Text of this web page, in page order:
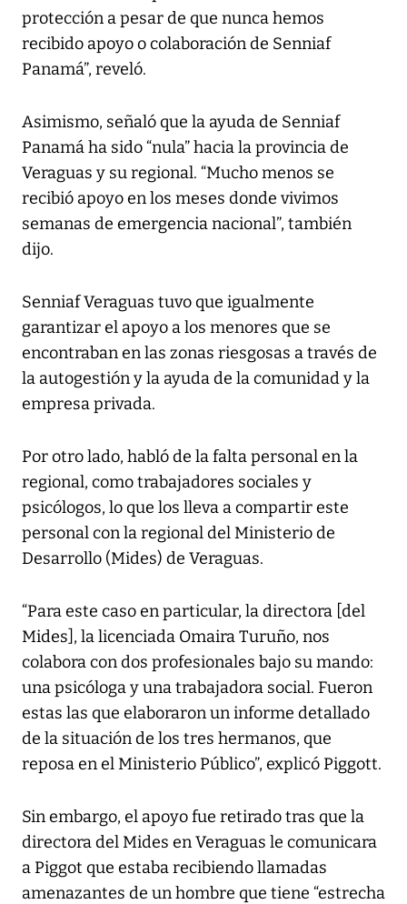
protección a pesar de que nunca hemos
recibido apoyo o colaboración de Senniaf
Panamá”, reveló.
Asimismo, señaló que la ayuda de Senniaf
Panamá ha sido “nula” hacia la provincia de
Veraguas y su regional. “Mucho menos se
recibió apoyo en los meses donde vivimos
semanas de emergencia nacional”, también
dijo.
Senniaf Veraguas tuvo que igualmente
garantizar el apoyo a los menores que se
encontraban en las zonas riesgosas a través de
la autogestión y la ayuda de la comunidad y la
empresa privada.
Por otro lado, habló de la falta personal en la
regional, como trabajadores sociales y
psicólogos, lo que los lleva a compartir este
personal con la regional del Ministerio de
Desarrollo (Mides) de Veraguas.
“Para este caso en particular, la directora [del
Mides], la licenciada Omaira Turuño, nos
colabora con dos profesionales bajo su mando:
una psicóloga y una trabajadora social. Fueron
estas las que elaboraron un informe detallado
de la situación de los tres hermanos, que
reposa en el Ministerio Público”, explicó Piggott.
Sin embargo, el apoyo fue retirado tras que la
directora del Mides en Veraguas le comunicara
a Piggot que estaba recibiendo llamadas
amenazantes de un hombre que tiene “estrecha